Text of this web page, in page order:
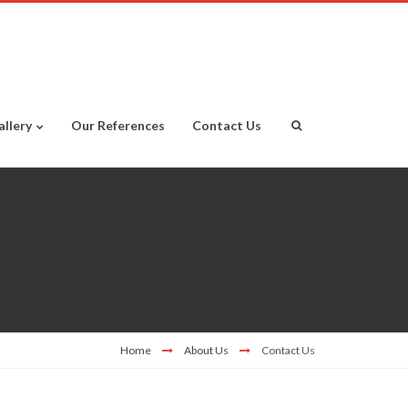
Our References Contact Us
Home About Us Contact Us